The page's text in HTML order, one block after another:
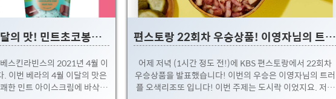
베스킨라빈스 4월 이달의 맛! 민트초코봉봉 입니다~. 베라 핑크버드 구독팩 업그레이드 소식!
스킨라빈스의 2021년 4월 이
이번 베라의 4월 이달의 맛은
한 민트 아이스크림에 바삭한
편스토랑 22회차 우승상품! 이영자님의 트러플 오색 리조또
어제 저녁 (1시간 정도 전!)에 KBS 편스토랑에서 22회차
우승상품을 발표했습니다! 이번의 우승은 이영자님의 트러
플 오색리조또 입니다! 이번 주제는 도시락 이었지요. 저랑